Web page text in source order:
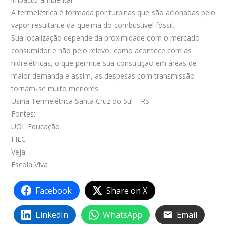
A termelétrica é formada por turbinas que são acionadas pelo
vapor resultante da queima do combustível fóssil.
Sua localização depende da proximidade com o mercado
consumidor e não pelo relevo, como acontece com as
hidrelétricas, o que permite sua construção em áreas de
maior demanda e assim, as despesas com transmissão
tornam-se muito menores.
Usina Termelétrica Santa Cruz do Sul – RS
Fontes:
UOL Educação
FIEC
Veja
Escola Viva
Facebook Share on X
LinkedIn WhatsApp Email